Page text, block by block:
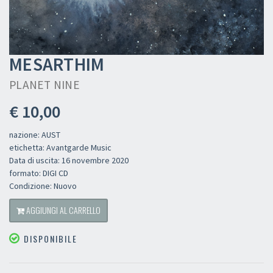
MESARTHIM
PLANET NINE
€ 10,00
nazione: AUST
etichetta: Avantgarde Music
Data di uscita: 16 novembre 2020
formato: DIGI CD
Condizione: Nuovo
AGGIUNGI AL CARRELLO
DISPONIBILE